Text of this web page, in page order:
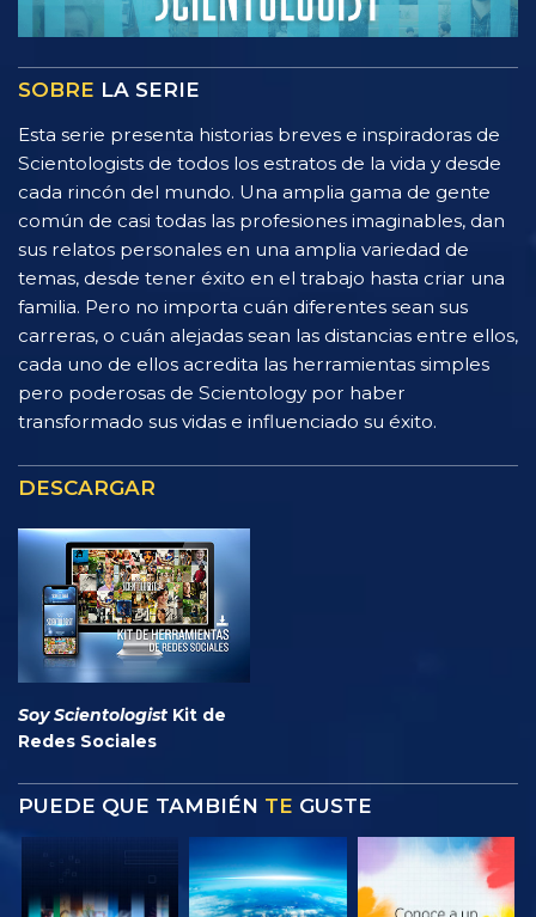
SOBRE LA SERIE
Esta serie presenta historias breves e inspiradoras de
Scientologists de todos los estratos de la vida y desde
cada rincón del mundo. Una amplia gama de gente
común de casi todas las profesiones imaginables, dan
sus relatos personales en una amplia variedad de
temas, desde tener éxito en el trabajo hasta criar una
familia. Pero no importa cuán diferentes sean sus
carreras, o cuán alejadas sean las distancias entre ellos,
cada uno de ellos acredita las herramientas simples
pero poderosas de Scientology por haber
transformado sus vidas e influenciado su éxito.
DESCARGAR
Soy Scientologist Kit de
Redes Sociales
PUEDE QUE TAMBIÉN TE GUSTE